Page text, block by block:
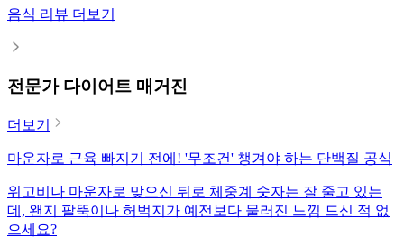
음식 리뷰 더보기
전문가 다이어트 매거진
더보기
마운자로 근육 빠지기 전에! '무조건' 챙겨야 하는 단백질 공식
위고비나 마운자로 맞으신 뒤로 체중계 숫자는 잘 줄고 있는
데, 왠지 팔뚝이나 허벅지가 예전보다 물러진 느낌 드신 적 없
으세요?